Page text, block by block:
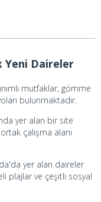
Yeni Daireler
mutfaklar, gömme
bulunmaktadır.
yer alan bir site
çalışma alanı
yer alan daireler
plajlar ve çeşitli sosyal